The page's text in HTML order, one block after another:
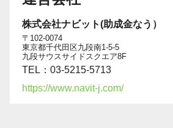
株式会社ナビット(助成金なう）
〒102-0074
東京都千代田区九段南1-5-5
九段サウスサイドスクエア8F
TEL：03-5215-5713
https://www.navit-j.com/